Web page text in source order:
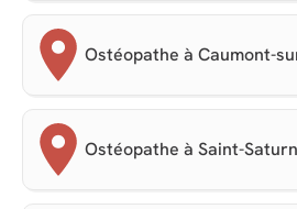
Ostéopathe à Caumont-
Ostéopathe à Saint-